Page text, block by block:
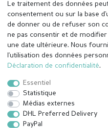
Mentions légales
Rétracter le
Le traitement des données
consentement ou sur la base
de donner ou de refuser son
ne pas consentir et de
une date ultérieure. Nous
l'utilisation des données
Déclaration de confidentialité.
Essentiel
Statistique
Médias externes
DHL Preferred Delivery
PayPal